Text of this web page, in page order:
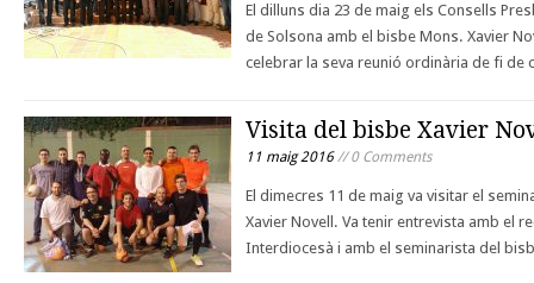
El dilluns dia 23 de maig els Consells
de Solsona amb el bisbe Mons. Xavier
celebrar la seva reunió ordinària de fi de
Visita del bisbe Xavier
11 maig 2016// 0 Comments
El dimecres 11 de maig va visitar el
Xavier Novell. Va tenir entrevista amb el
Interdiocesà i amb el seminarista del